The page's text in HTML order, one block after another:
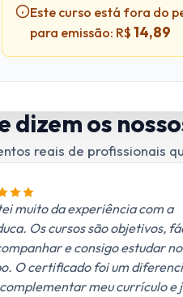
Este curso está fora do
para emissão: R$ 14,89
dizem os
reais de profissionais
muito da experiência com a
Os cursos são objetivos,
e consigo estudar
O certificado foi um
meu currículo e